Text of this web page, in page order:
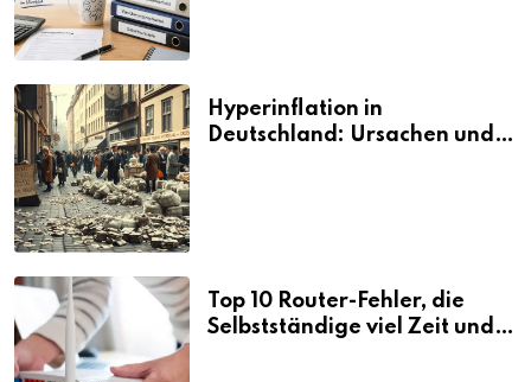
Hyperinflation in
Deutschland: Ursachen und
Top 10 Router-Fehler, die
Selbstständige viel Zeit und